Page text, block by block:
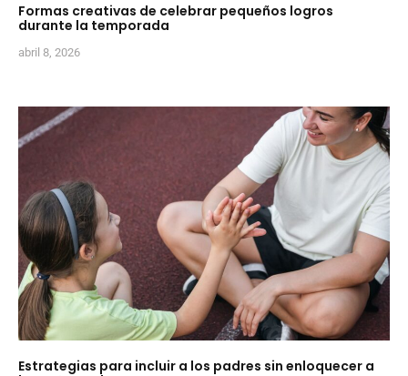
Formas creativas de celebrar pequeños logros
durante la temporada
abril 8, 2026
Estrategias para incluir a los padres sin enloquecer a